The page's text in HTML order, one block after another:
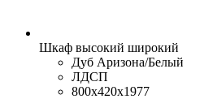
Шкаф высокий широкий
Дуб Аризона/Белый
ЛДСП
800x420x1977